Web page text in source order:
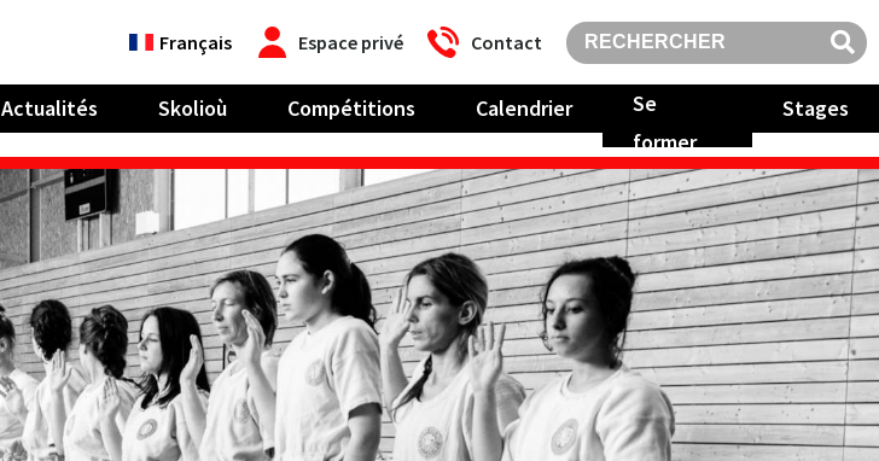
Français Espace privé Contact
Actualités Skolioù Compétitions Calendrier
Se
former
Stages